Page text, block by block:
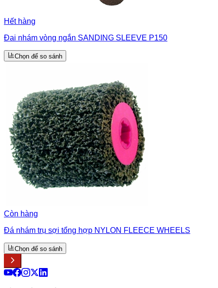
Hết hàng
Đai nhám vòng ngắn SANDING SLEEVE P150
Chọn để so sánh
Còn hàng
Đá nhám trụ sợi tổng hợp NYLON FLEECE WHEELS
Chọn để so sánh